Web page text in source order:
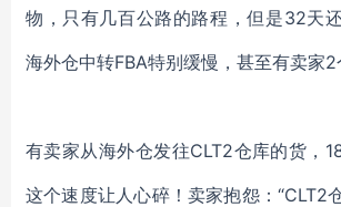
物，只有几百公路的路程，但是32天
海外仓中转FBA特别缓慢，甚至有卖家2
有卖家从海外仓发往CLT2仓库的货，
这个速度让人心碎！卖家抱怨：“CLT2